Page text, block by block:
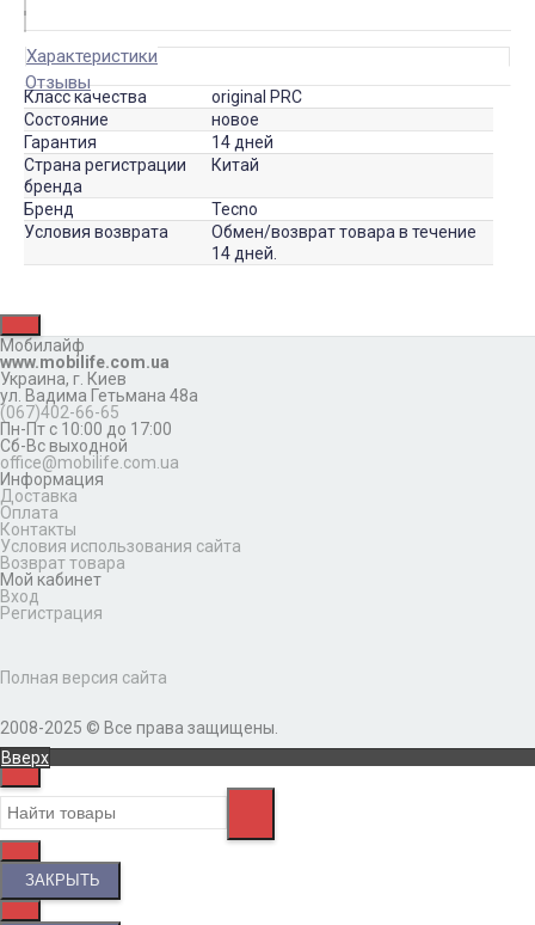
Характеристики
Отзывы
Класс качества
original PRC
Состояние
новое
Гарантия
14 дней
Страна регистрации
бренда
Китай
Бренд
Tecno
Условия возврата
Обмен/возврат товара в течение
14 дней.
Мобилайф
www.mobilife.com.ua
Украина, г. Киев
ул. Вадима Гетьмана 48а
(067)402-66-65
Пн-Пт с 10:00 до 17:00
Сб-Вс выходной
office@mobilife.com.ua
Информация
Доставка
Оплата
Контакты
Условия использования сайта
Возврат товара
Мой кабинет
Вход
Регистрация
Полная версия сайта
2008-2025 © Все права защищены.
Вверх
ЗАКРЫТЬ